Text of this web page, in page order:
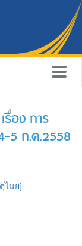
รื่อง การ
5 ก.ค.2558
ไนย]